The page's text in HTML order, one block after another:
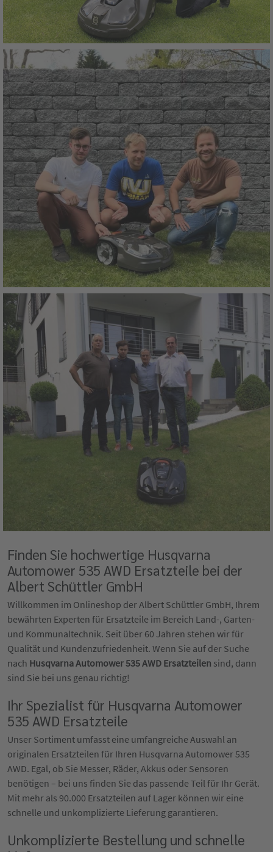
Finden Sie hochwertige Husqvarna
Automower 535 AWD Ersatzteile bei der
Albert Schüttler GmbH
Willkommen im Onlineshop der Albert Schüttler GmbH, Ihrem
bewährten Experten für Ersatzteile im Bereich Land-, Garten-
und Kommunaltechnik. Seit über 60 Jahren stehen wir für
Qualität und Kundenzufriedenheit. Wenn Sie auf der Suche
nach Husqvarna Automower 535 AWD Ersatzteilen sind, dann
sind Sie bei uns genau richtig!
Ihr Spezialist für Husqvarna Automower
535 AWD Ersatzteile
Unser Sortiment umfasst eine umfangreiche Auswahl an
originalen Ersatzteilen für Ihren Husqvarna Automower 535
AWD. Egal, ob Sie Messer, Räder, Akkus oder Sensoren
benötigen – bei uns finden Sie das passende Teil für Ihr Gerät.
Mit mehr als 90.000 Ersatzteilen auf Lager können wir eine
schnelle und unkomplizierte Lieferung garantieren.
Unkomplizierte Bestellung und schnelle